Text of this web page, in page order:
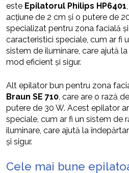
este Epilatorul Philips HP6401
acțiune de 2 cm și o putere de
specializat pentru zona facială
caracteristici speciale, cum ar fi
sistem de iluminare, care ajută
mod eficient și sigur.
Alt epilator bun pentru zona
Braun SE 710 , care are o rază
putere de 30 W. Acest epilator
speciale, cum ar fi un sistem de
iluminare, care ajută la
și sigur.
Cele mai bune